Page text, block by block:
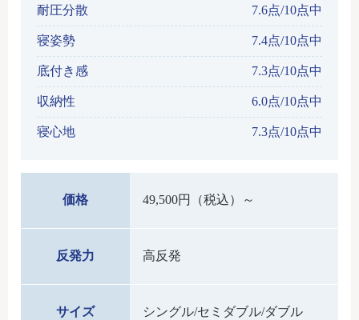
耐圧分散 7.6点/10点中
寝姿勢 7.4点/10点中
底付き感 7.3点/10点中
収納性 6.0点/10点中
寝心地 7.3点/10点中
価格 49,500円（税込）～
反発力 高反発
サイズ シングル/セミダブル/ダブル